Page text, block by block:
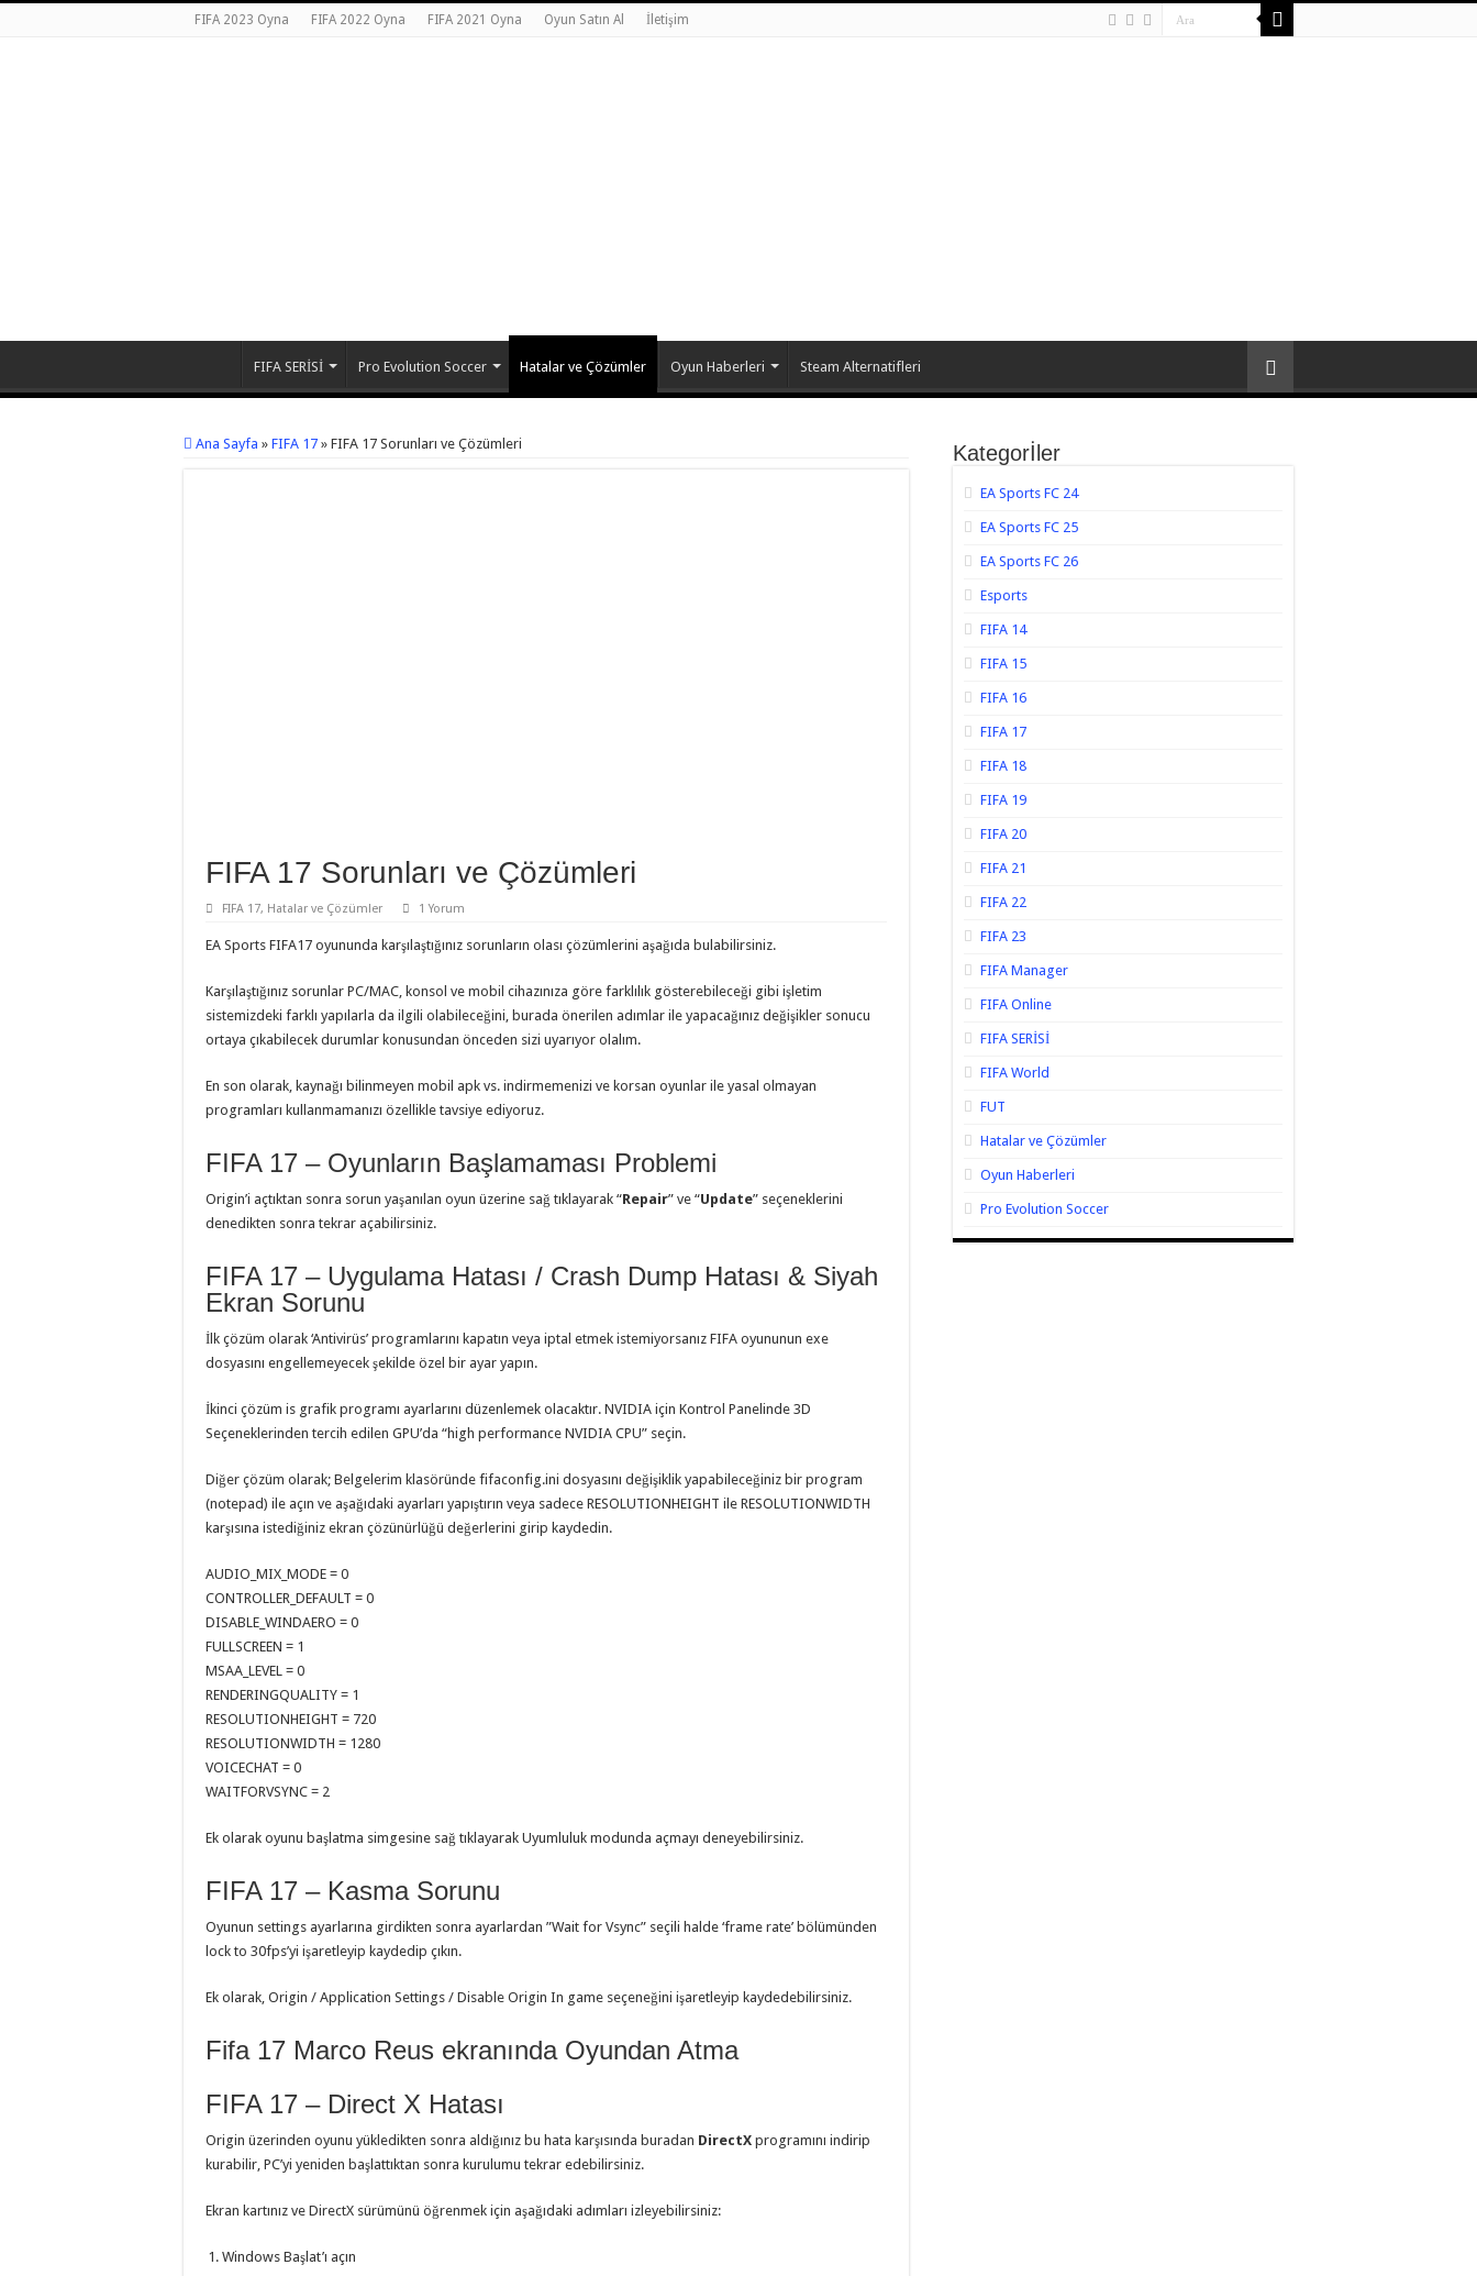
FIFA 2023 Oyna FIFA 2022 Oyna FIFA 2021 Oyna Oyun Satın Al İletişim
FIFA SERİSİ Pro Evolution Soccer Hatalar ve Çözümler Oyun Haberleri Steam Alternatifleri
Ana Sayfa » FIFA 17 » FIFA 17 Sorunları ve Çözümleri
FIFA 17 Sorunları ve Çözümleri
FIFA 17, Hatalar ve Çözümler 1 Yorum
EA Sports FIFA17 oyununda karşılaştığınız sorunların olası çözümlerini aşağıda bulabilirsiniz.
Karşılaştığınız sorunlar PC/MAC, konsol ve mobil cihazınıza göre farklılık gösterebileceği gibi işletim
sistemizdeki farklı yapılarla da ilgili olabileceğini, burada önerilen adımlar ile yapacağınız değişikler sonucu
ortaya çıkabilecek durumlar konusundan önceden sizi uyarıyor olalım.
En son olarak, kaynağı bilinmeyen mobil apk vs. indirmemenizi ve korsan oyunlar ile yasal olmayan
programları kullanmamanızı özellikle tavsiye ediyoruz.
FIFA 17 – Oyunların Başlamaması Problemi
Origin’i açtıktan sonra sorun yaşanılan oyun üzerine sağ tıklayarak “Repair” ve “Update” seçeneklerini
denedikten sonra tekrar açabilirsiniz.
FIFA 17 – Uygulama Hatası / Crash Dump Hatası & Siyah
Ekran Sorunu
İlk çözüm olarak ‘Antivirüs’ programlarını kapatın veya iptal etmek istemiyorsanız FIFA oyununun exe
dosyasını engellemeyecek şekilde özel bir ayar yapın.
İkinci çözüm is grafik programı ayarlarını düzenlemek olacaktır. NVIDIA için Kontrol Panelinde 3D
Seçeneklerinden tercih edilen GPU’da “high performance NVIDIA CPU” seçin.
Diğer çözüm olarak; Belgelerim klasöründe fifaconfig.ini dosyasını değişiklik yapabileceğiniz bir program
(notepad) ile açın ve aşağıdaki ayarları yapıştırın veya sadece RESOLUTIONHEIGHT ile RESOLUTIONWIDTH
karşısına istediğiniz ekran çözünürlüğü değerlerini girip kaydedin.
AUDIO_MIX_MODE = 0
CONTROLLER_DEFAULT = 0
DISABLE_WINDAERO = 0
FULLSCREEN = 1
MSAA_LEVEL = 0
RENDERINGQUALITY = 1
RESOLUTIONHEIGHT = 720
RESOLUTIONWIDTH = 1280
VOICECHAT = 0
WAITFORVSYNC = 2
Ek olarak oyunu başlatma simgesine sağ tıklayarak Uyumluluk modunda açmayı deneyebilirsiniz.
FIFA 17 – Kasma Sorunu
Oyunun settings ayarlarına girdikten sonra ayarlardan ”Wait for Vsync” seçili halde ‘frame rate’ bölümünden
lock to 30fps’yi işaretleyip kaydedip çıkın.
Ek olarak, Origin / Application Settings / Disable Origin In game seçeneğini işaretleyip kaydedebilirsiniz.
Fifa 17 Marco Reus ekranında Oyundan Atma
FIFA 17 – Direct X Hatası
Origin üzerinden oyunu yükledikten sonra aldığınız bu hata karşısında buradan DirectX programını indirip
kurabilir, PC’yi yeniden başlattıktan sonra kurulumu tekrar edebilirsiniz.
Ekran kartınız ve DirectX sürümünü öğrenmek için aşağıdaki adımları izleyebilirsiniz:
Windows Başlat’ı açın
Kategorİler
EA Sports FC 24
EA Sports FC 25
EA Sports FC 26
Esports
FIFA 14
FIFA 15
FIFA 16
FIFA 17
FIFA 18
FIFA 19
FIFA 20
FIFA 21
FIFA 22
FIFA 23
FIFA Manager
FIFA Online
FIFA SERİSİ
FIFA World
FUT
Hatalar ve Çözümler
Oyun Haberleri
Pro Evolution Soccer